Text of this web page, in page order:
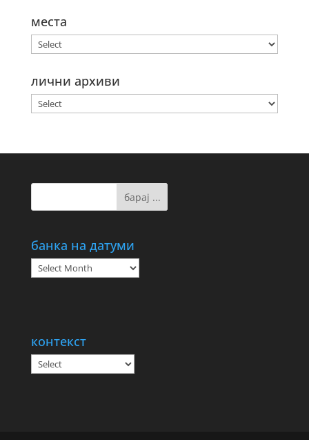
места
лични архиви
банка на датуми
банка
на
контекст